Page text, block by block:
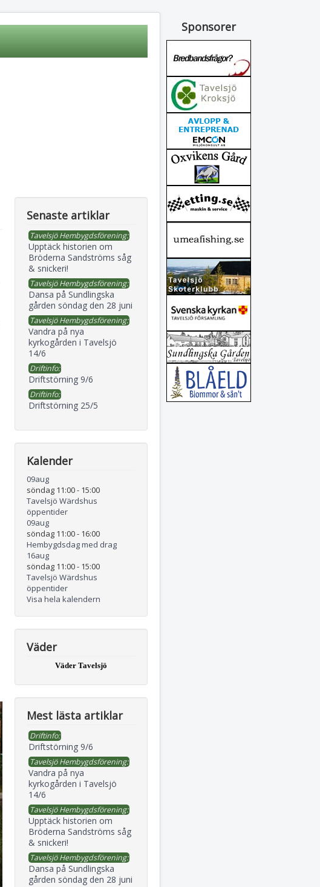
Senaste artiklar
Tavelsjö Hembygdsförening:
Upptäck historien om
Bröderna Sandströms såg
& snickeri!
Tavelsjö Hembygdsförening:
Dansa på Sundlingska
gården söndag den 28 juni
Tavelsjö Hembygdsförening:
Vandra på nya
kyrkogården i Tavelsjö
14/6
Driftinfo:
Driftstörning 9/6
Driftinfo:
Driftstörning 25/5
Kalender
09aug
söndag 11:00- 15:00
Tavelsjö Wärdshus
öppentider
09aug
söndag 11:00- 16:00
Hembygdsdag med drag
16aug
söndag 11:00- 15:00
Tavelsjö Wärdshus
öppentider
Visa hela kalendern
Väder
Väder Tavelsjö
Mest lästa artiklar
Driftinfo:
Driftstörning 9/6
Tavelsjö Hembygdsförening:
Vandra på nya
kyrkogården i Tavelsjö
14/6
Tavelsjö Hembygdsförening:
Upptäck historien om
Bröderna Sandströms såg
& snickeri!
Tavelsjö Hembygdsförening:
Dansa på Sundlingska
gården söndag den 28 juni
Sponsorer